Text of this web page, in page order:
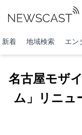
新着 地域検索 エン
名古屋モザ
ム」リニュ